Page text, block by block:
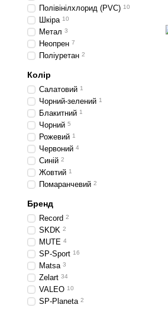
Полівінілхлорид (PVC) 10
Шкіра 10
Метал 3
Неопрен 7
Поліуретан 2
Колір
Салатовий 1
Чорний-зелений 1
Блакитний 1
Чорний 5
Рожевий 1
Червоний 4
Синій 2
Жовтий 1
Помаранчевий 2
Бренд
Record 2
SKDK 2
MUTE 4
SP-Sport 16
Matsa 3
Zelart 34
VALEO 10
SP-Planeta 2